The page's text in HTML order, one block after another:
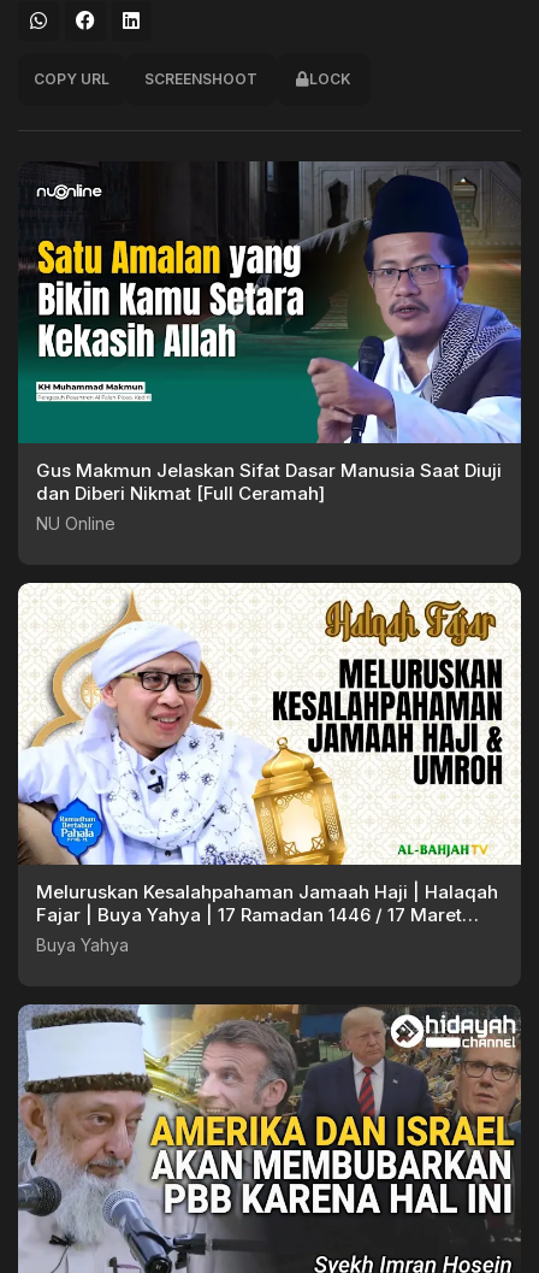
COPY URL SCREENSHOOT LOCK
Gus Makmun Jelaskan Sifat Dasar Manusia Saat Diuji
dan Diberi Nikmat [Full Ceramah]
NU Online
Meluruskan Kesalahpahaman Jamaah Haji | Halaqah
Fajar | Buya Yahya | 17 Ramadan 1446 / 17 Maret
2025
Buya Yahya